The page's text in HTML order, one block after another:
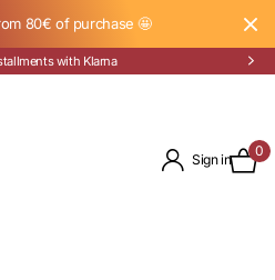
80€ of purchase 🤩
with Klarna
Sign in
0